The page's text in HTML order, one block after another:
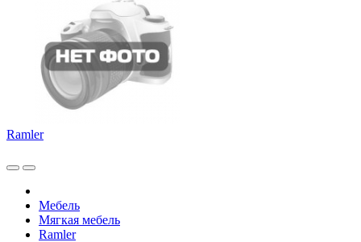
Ramler
Мебель
Мягкая мебель
Ramler